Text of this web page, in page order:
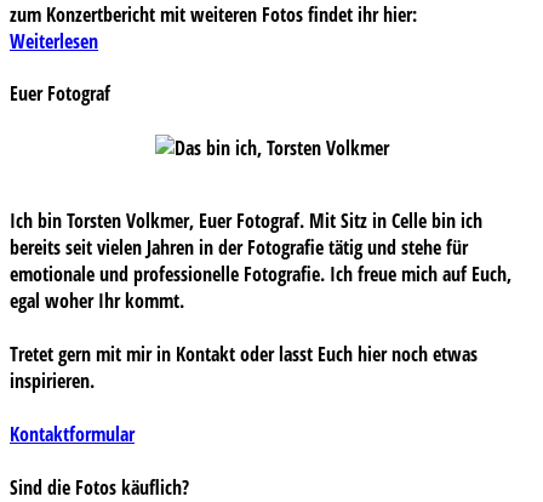
zum Konzertbericht mit weiteren Fotos findet ihr hier:
Weiterlesen
Euer Fotograf
Ich bin Torsten Volkmer, Euer Fotograf. Mit Sitz in Celle bin ich
bereits seit vielen Jahren in der Fotografie tätig und stehe für
emotionale und professionelle Fotografie. Ich freue mich auf Euch,
egal woher Ihr kommt.
Tretet gern mit mir in Kontakt oder lasst Euch hier noch etwas
inspirieren.
Kontaktformular
Sind die Fotos käuflich?